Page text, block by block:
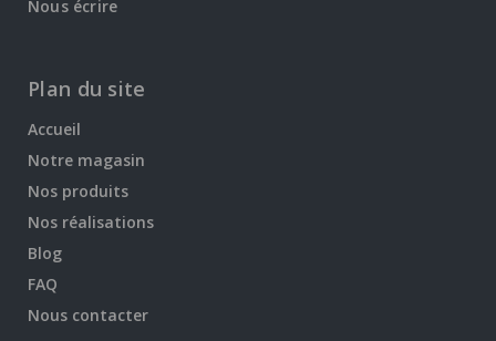
Nous écrire
Plan du site
Accueil
Notre magasin
Nos produits
Nos réalisations
Blog
FAQ
Nous contacter